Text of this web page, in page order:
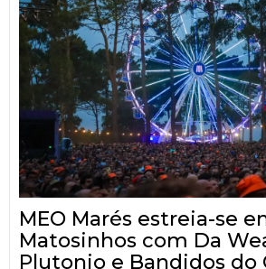
MEO Marés estreia-se
Matosinhos com Da
Plutonio e Bandidos do